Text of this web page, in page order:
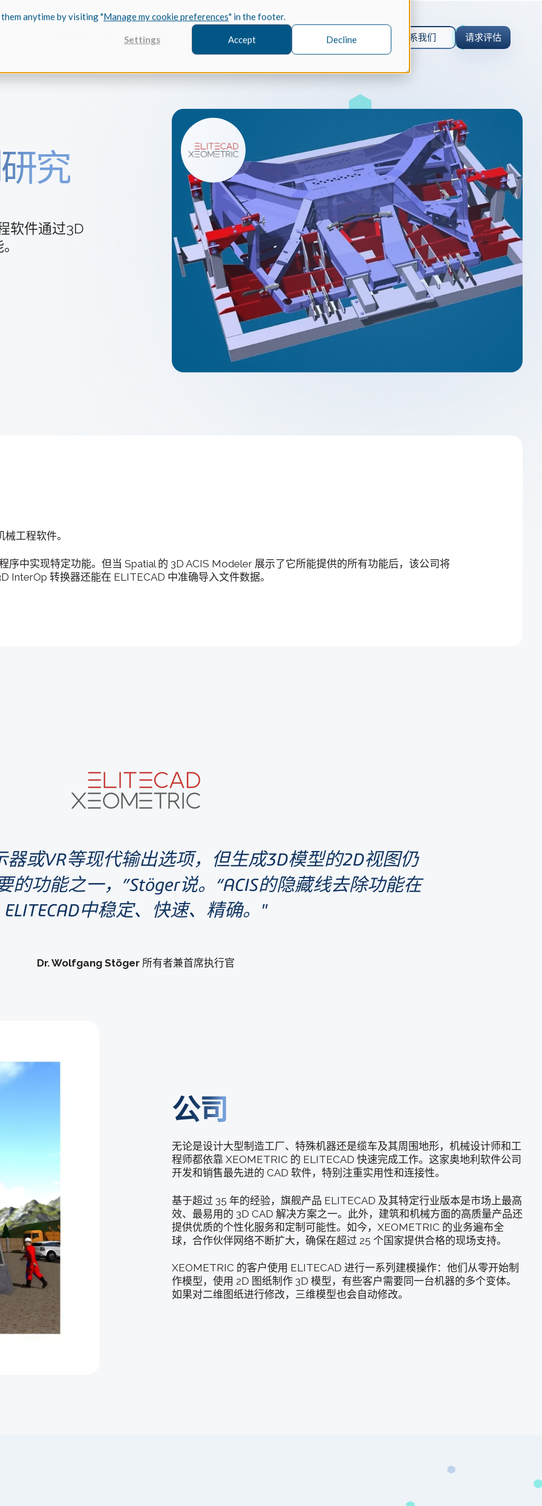
anytime by visiting "Manage my cookie preferences" in the footer.
Settings Accept Decline
3D建模
CGM Modeler
我们新的3D建模内核
3D ACIS Modeler
我们经过验证的传统3D建模器
Constraint Design Solver
2D和3D模型的几何约束求解器
Spatial服务
FEATURED
Coreform 案例研究
案例研究 / 仿真
了解 Coreform 为什么选择 Spatial 的 SDK 来
实现其突破性的仿真软件 Coreform Flex。
Traceparts 案例研究
案例研究/CAD
了解 Traceparts 为何选择 Spatial 的 SDK 来实
现其新的 TraceParts 3D Viewer Pro
关于我们 Zh-Cn 联系我们 请求评估
究
软件通过3D
工程软件。
序中实现特定功能。但当 Spatial 的 3D ACIS Modeler 展示了它所能提供的所有功能后，该公司将
InterOp 转换器还能在 ELITECAD 中准确导入文件数据。
或VR等现代输出选项，但生成3D模型的2D视图仍
的功能之一，”Stöger说。“ACIS的隐藏线去除功能在
ELITECAD中稳定、快速、精确。
Dr. Wolfgang Stöger 所有者兼首席执行官
公司
无论是设计大型制造工厂、特殊机器还是缆车及其周围地形，机械设计师和工
程师都依靠 XEOMETRIC 的 ELITECAD 快速完成工作。这家奥地利软件公司
开发和销售最先进的 CAD 软件，特别注重实用性和连接性。
基于超过 35 年的经验，旗舰产品 ELITECAD 及其特定行业版本是市场上最高
效、最易用的 3D CAD 解决方案之一。此外，建筑和机械方面的高质量产品还
提供优质的个性化服务和定制可能性。如今，XEOMETRIC 的业务遍布全
球，合作伙伴网络不断扩大，确保在超过 25 个国家提供合格的现场支持。
XEOMETRIC 的客户使用 ELITECAD 进行一系列建模操作：他们从零开始制
作模型，使用 2D 图纸制作 3D 模型，有些客户需要同一台机器的多个变体。
如果对二维图纸进行修改，三维模型也会自动修改。